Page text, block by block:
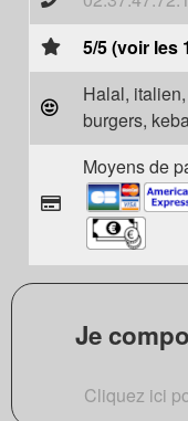
5/5 (voir les
Halal,
burgers,
Moyens de
Je
Cliquez ici